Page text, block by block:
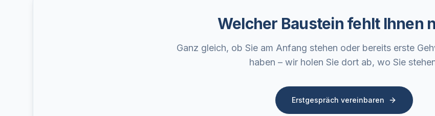
Welcher Baustein fehlt Ihnen
Ganz gleich, ob Sie am Anfang stehen oder bereits erste
haben – wir holen Sie dort ab, wo Sie
Erstgespräch vereinbaren